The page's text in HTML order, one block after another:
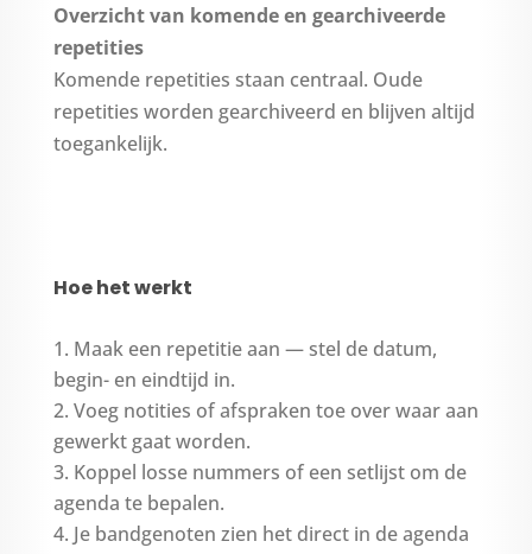
Overzicht van komende en gearchiveerde
repetities
Komende repetities staan centraal. Oude
repetities worden gearchiveerd en blijven altijd
toegankelijk.
Hoe het werkt
Maak een repetitie aan — stel de datum,
begin- en eindtijd in.
Voeg notities of afspraken toe over waar aan
gewerkt gaat worden.
Koppel losse nummers of een setlijst om de
agenda te bepalen.
Je bandgenoten zien het direct in de agenda